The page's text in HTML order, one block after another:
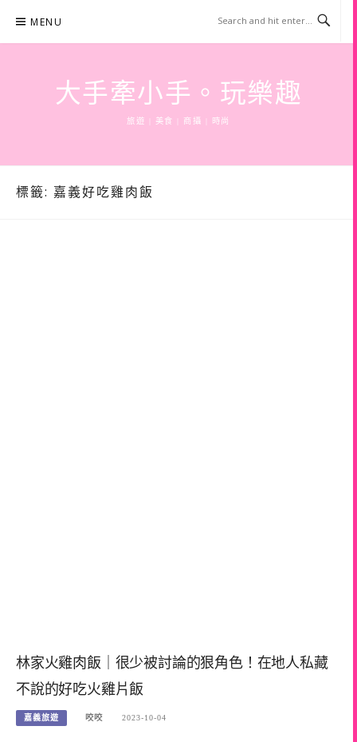
content
MENU
大手牽小手。玩樂趣
旅遊 | 美食 | 商攝 | 時尚
標籤: 嘉義好吃雞肉飯
林家火雞肉飯｜很少被討論的狠角色！在地人私藏
不說的好吃火雞片飯
嘉義旅遊 咬咬 2023-10-04